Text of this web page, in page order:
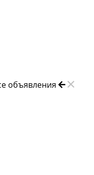
объявления